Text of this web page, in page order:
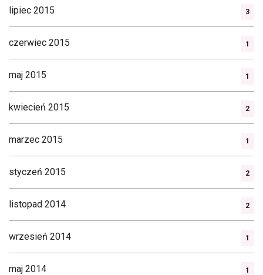
lipiec 2015 3
czerwiec 2015 1
maj 2015 1
kwiecień 2015 2
marzec 2015 1
styczeń 2015 2
listopad 2014 2
wrzesień 2014 1
maj 2014 1